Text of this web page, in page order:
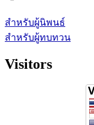
สำหรับผู้นิพนธ์
สำหรับผู้ทบทวน
Visitors